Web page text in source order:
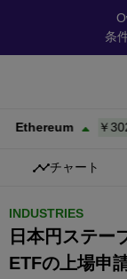
条
￥302,463
チャート
INDUSTRIES
日本円ステー
ETFの上場申